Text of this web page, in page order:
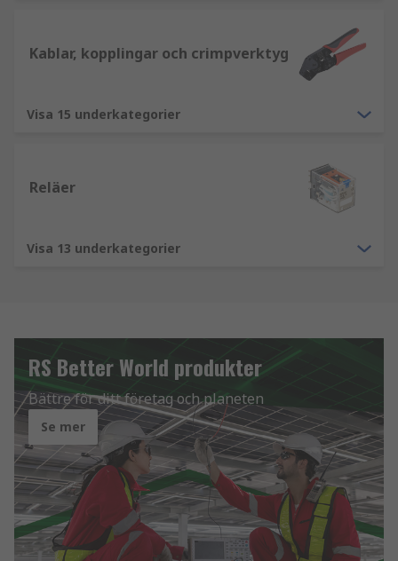
Kablar, kopplingar och crimpverktyg
Visa 15 underkategorier
Reläer
Visa 13 underkategorier
RS Better World produkter
Bättre för ditt företag och planeten
Se mer